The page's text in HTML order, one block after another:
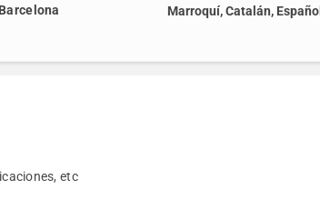
Barcelona
Marroquí, Catalán, Español
etc